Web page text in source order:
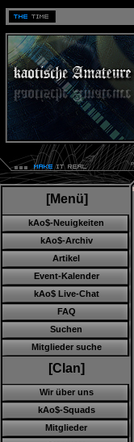
[Menü]
kAo$-Neuigkeiten
kAo$-Archiv
Artikel
Event-Kalender
kAo$ Live-Chat
FAQ
Suchen
Mitglieder suche
[Clan]
Wir über uns
kAo$-Squads
Mitglieder